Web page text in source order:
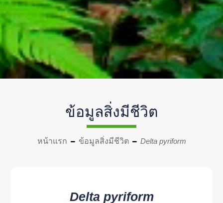
ข้อมูลสิ่งมีชีวิต
หน้าแรก ข้อมูลสิ่งมีชีวิต Delta pyriform
Delta pyriform